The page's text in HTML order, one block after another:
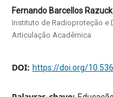
Fernando Barcellos Razuck
Instituto de Radioproteção e
Articulação Acadêmica
DOI: https://doi.org/